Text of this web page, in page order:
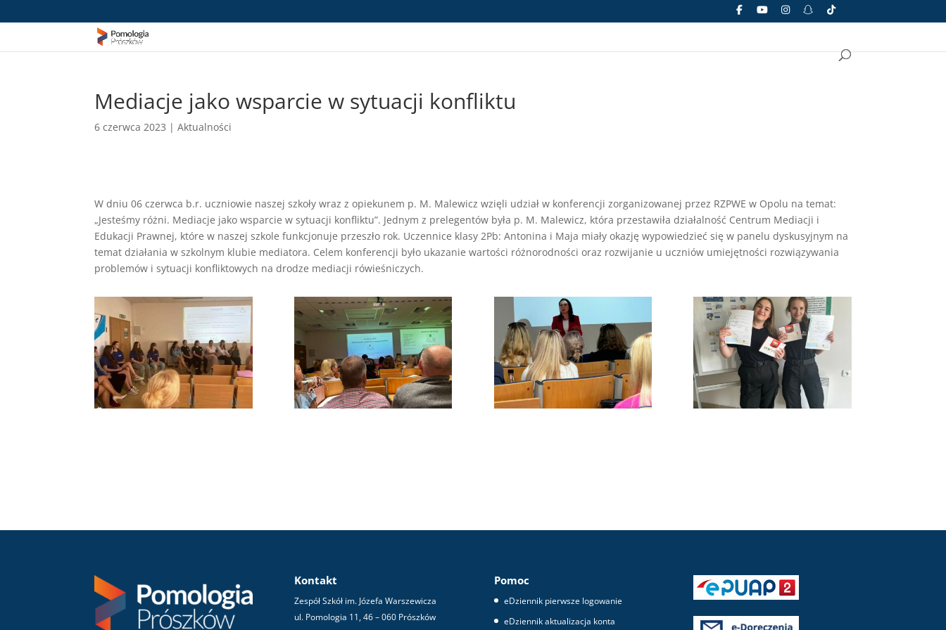
Mediacje jako wsparcie w sytuacji konfliktu
6 czerwca 2023 |Aktualności
W dniu 06 czerwca b.r. uczniowie naszej szkoły wraz z opiekunem p. M. Malewicz wzięli udział w konferencji zorganizowanej przez RZPWE w Opolu na temat:
„Jesteśmy różni. Mediacje jako wsparcie w sytuacji konfliktu”. Jednym z prelegentów była p. M. Malewicz, która przestawiła działalność Centrum Mediacji i
Edukacji Prawnej, które w naszej szkole funkcjonuje przeszło rok. Uczennice klasy 2Pb: Antonina i Maja miały okazję wypowiedzieć się w panelu dyskusyjnym na
temat działania w szkolnym klubie mediatora. Celem konferencji było ukazanie wartości różnorodności oraz rozwijanie u uczniów umiejętności rozwiązywania
problemów i sytuacji konfliktowych na drodze mediacji rówieśniczych.
Kontakt
Zespół Szkół im. Józefa Warszewicza
ul. Pomologia 11, 46 – 060 Prószków
Pomoc
eDziennik pierwsze logowanie
eDziennik aktualizacja konta